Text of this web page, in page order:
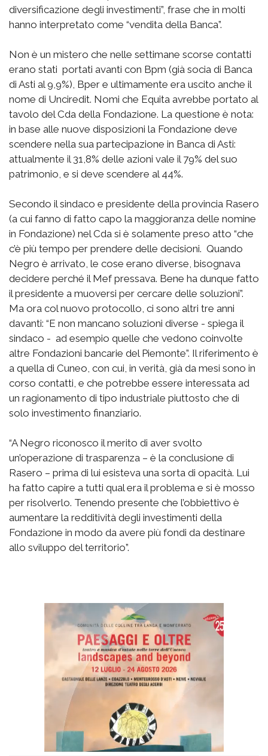
diversificazione degli investimenti”, frase che in molti
hanno interpretato come “vendita della Banca”.
Non è un mistero che nelle settimane scorse contatti
erano stati portati avanti con Bpm (già socia di Banca
di Asti al 9,9%), Bper e ultimamente era uscito anche il
nome di Unciredit. Nomi che Equita avrebbe portato al
tavolo del Cda della Fondazione. La questione è nota:
in base alle nuove disposizioni la Fondazione deve
scendere nella sua partecipazione in Banca di Asti:
attualmente il 31,8% delle azioni vale il 79% del suo
patrimonio, e si deve scendere al 44%.
Secondo il sindaco e presidente della provincia Rasero
(a cui fanno di fatto capo la maggioranza delle nomine
in Fondazione) nel Cda si è solamente preso atto “che
c’è più tempo per prendere delle decisioni. Quando
Negro è arrivato, le cose erano diverse, bisognava
decidere perché il Mef pressava. Bene ha dunque fatto
il presidente a muoversi per cercare delle soluzioni”.
Ma ora col nuovo protocollo, ci sono altri tre anni
davanti: “E non mancano soluzioni diverse - spiega il
sindaco - ad esempio quelle che vedono coinvolte
altre Fondazioni bancarie del Piemonte”. Il riferimento è
a quella di Cuneo, con cui, in verità, già da mesi sono in
corso contatti, e che potrebbe essere interessata ad
un ragionamento di tipo industriale piuttosto che di
solo investimento finanziario.
“A Negro riconosco il merito di aver svolto
un’operazione di trasparenza – è la conclusione di
Rasero – prima di lui esisteva una sorta di opacità. Lui
ha fatto capire a tutti qual era il problema e si è mosso
per risolverlo. Tenendo presente che l’obbiettivo è
aumentare la redditività degli investimenti della
Fondazione in modo da avere più fondi da destinare
allo sviluppo del territorio”.